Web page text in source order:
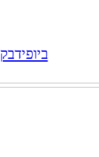
ביופידבק